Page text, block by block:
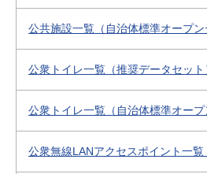
公共施設一覧（自治体標準オープン
公衆トイレ一覧（推奨データセット
公衆トイレ一覧（自治体標準オープ
公衆無線LANアクセスポイント一覧